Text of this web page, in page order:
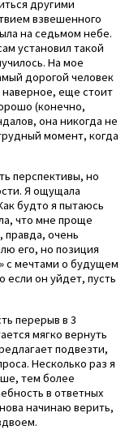
другими
взвешенного
на седьмом небе.
установил такой
На мое
дорогой человек
наверное, еще стоит
(конечно,
она никогда не
момент, когда
перспективы, но
Я ощущала
будто я пытаюсь
что мне проще
правда, очень
его, но позиция
с мечтами о будущем
если он уйдет, пусть
перерыв в 3
мягко вернуть
подвезти,
Несколько раз я
тем более
в ответных
начинаю верить,